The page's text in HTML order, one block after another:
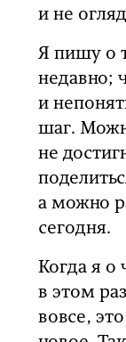
и не
Я пишу о
недавно;
и
шаг.
не
а можно
сегодня.
Когда я о
в этом
вовсе,